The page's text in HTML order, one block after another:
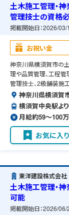
土木施工管理・
管理技士の資格
舎の準備可能
掲載開始日：2026/03/
お祝い金
神奈川県横須賀市の
理や品質管理、工程
管理技士、2級舗装施
神奈川県横須賀
横須賀中央駅よ
月給約59〜100万
お気に入り
東洋建設株式会社
土木施工管理・
可能
掲載開始日：2026/06/